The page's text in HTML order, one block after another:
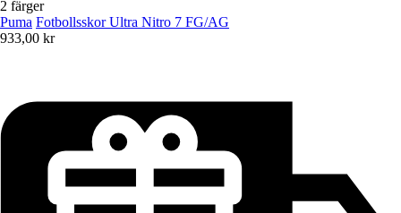
2 färger
Puma Fotbollsskor Ultra Nitro 7 FG/AG
933,00 kr